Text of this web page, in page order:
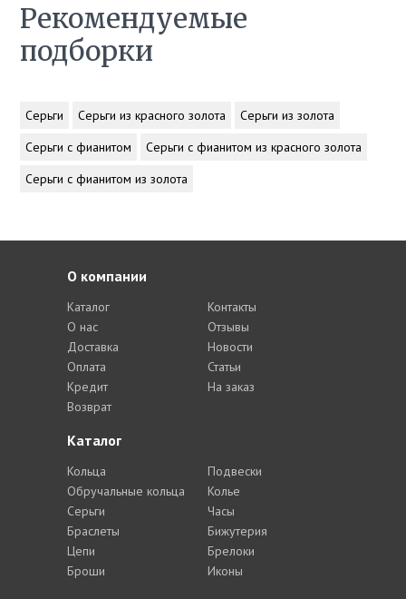
Рекомендуемые
подборки
Серьги Серьги из красного золота
Серьги из золота
Серьги с фианитом
Серьги с фианитом из красного золота
Серьги с фианитом из золота
Каталог
Кольца
Обручальные кольца
Серьги
Браслеты
Цепи
Броши
Подвески
Колье
Часы
Бижутерия
Брелоки
Иконы
О компании
Каталог
О нас
Доставка
Оплата
Кредит
Возврат
Контакты
Отзывы
Новости
Статьи
На заказ